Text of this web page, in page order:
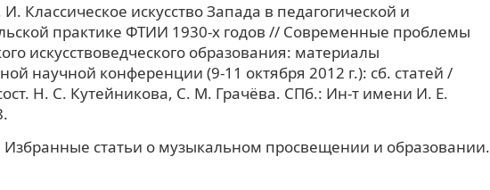
Классическое искусство Запада в педагогической и
практике ФТИИ 1930-х годов // Современные проблемы
искусствоведческого образования: материалы
научной конференции (9-11 октября 2012 г.): сб. статей /
Н. С. Кутейникова, С. М. Грачёва. СПб.: Ин-т имени И. Е.
Избранные статьи о музыкальном просвещении и образовании.